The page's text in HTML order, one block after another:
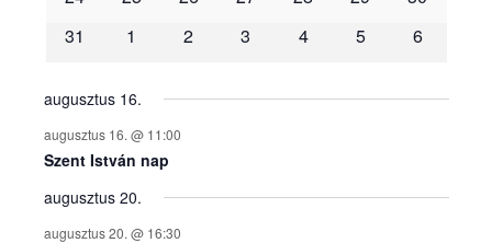
n
y
e
k
31
1 2 3 4 5 6
augusztus 16.
augusztus 16. @ 11:00
Szent István nap
augusztus 20.
augusztus 20. @ 16:30